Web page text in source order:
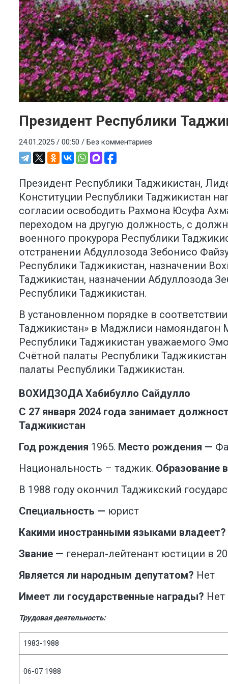
Президент Республики
24.01.2025 / 00:50 / Без комментариев
Президент Республики Таджикистан,
Конституции Республики Таджикистан
согласии освободить Рахмона Юсуфа
переходом на другую должность, с
военного прокурора Республики
отстранении Абдуллозода Зебонисо
Республики Таджикистан, назначении
Таджикистан, назначении Абдуллозода
Республики Таджикистан.
В установленном порядке в
Таджикистан» в Маджлиси намояндагон
Республики Таджикистан уважаемого
Счётной палаты Республики
палаты Республики Таджикистан.
ВОХИДЗОДАХабибулло Сайдулло
С 27 января 2024 года занимает
Таджикистан
Год рождения 1965. Место рождения —
Национальность – таджик. Образование
В 1988 году окончил Таджикский
Специальность — юрист
Какими иностранными языками владеет?
Звание — генерал-лейтенант юстиции в
Является ли народным депутатом? Нет
Имеет ли государственные награды? Нет
Трудовая деятельность:
1983-1988
06-07 1988